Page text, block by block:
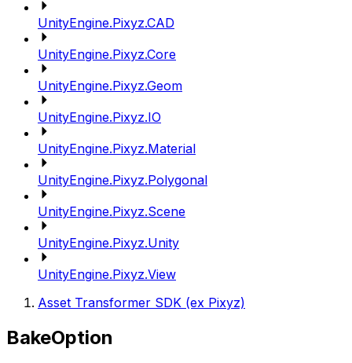
UnityEngine.Pixyz.CAD
UnityEngine.Pixyz.Core
UnityEngine.Pixyz.Geom
UnityEngine.Pixyz.IO
UnityEngine.Pixyz.Material
UnityEngine.Pixyz.Polygonal
UnityEngine.Pixyz.Scene
UnityEngine.Pixyz.Unity
UnityEngine.Pixyz.View
Asset Transformer SDK (ex Pixyz)
BakeOption